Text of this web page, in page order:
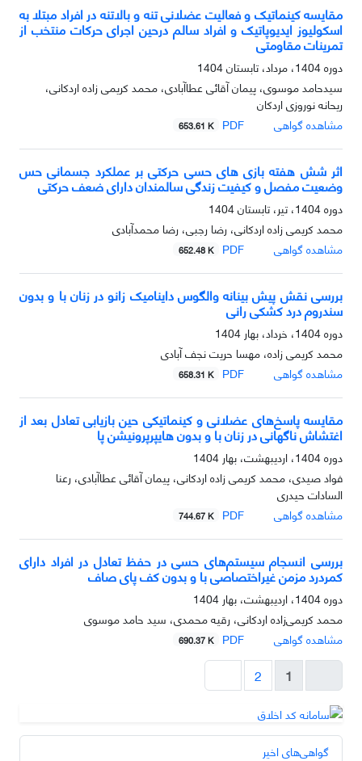
مقایسه کینماتیک و فعالیت عضلانی تنه و بالاتنه در افراد مبتلا به
اسکولیوز ایدیوپاتیک و افراد سالم درحین اجرای حرکات منتخب از
تمرینات مقاومتی
دوره 1404، مرداد، تابستان 1404
سیدحامد موسوی، پیمان آقائی عطاآبادی، محمد کریمی زاده اردکانی،
ریحانه نوروزی اردکان
مشاهده گواهی
PDF
653.61 K
اثر شش هفته بازی های حسی حرکتی بر عملکرد جسمانی حس
وضعیت مفصل و کیفیت زندگی سالمندان دارای ضعف حرکتی
دوره 1404، تیر، تابستان 1404
محمد کریمی زاده اردکانی، رضا رجبی، رضا محمدآبادی
مشاهده گواهی
PDF
652.48 K
بررسی نقش پیش بینانه والگوس داینامیک زانو در زنان با و بدون
سندروم درد کشکی رانی
دوره 1404، خرداد، بهار 1404
محمد کریمی زاده، مهسا حریت نجف آبادی
مشاهده گواهی
PDF
658.31 K
مقایسه پاسخ‌های عضلانی و کینماتیکی حین بازیابی تعادل بعد از
اغتشاش ناگهانی در زنان با و بدون هایپرپرونیشن پا
دوره 1404، اردیبهشت، بهار 1404
فواد صیدی، محمد کریمی زاده اردکانی، پیمان آقائی عطاآبادی، رعنا
السادات حیدری
مشاهده گواهی
PDF
744.67 K
بررسی انسجام سیستم‌های حسی در حفظ تعادل در افراد دارای
کمردرد مزمن غیراختصاصی با و بدون کف پای صاف
دوره 1404، اردیبهشت، بهار 1404
محمد کریمی‌زاده اردکانی، رقیه محمدی، سید حامد موسوی
مشاهده گواهی
PDF
690.37 K
1
2
گواهی‌های اخیر